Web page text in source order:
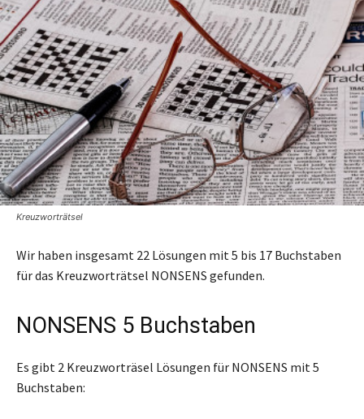
Kreuzworträtsel
Wir haben insgesamt 22 Lösungen mit 5 bis 17 Buchstaben
für das Kreuzworträtsel NONSENS gefunden.
NONSENS 5 Buchstaben
Es gibt 2 Kreuzworträsel Lösungen für NONSENS mit 5
Buchstaben: